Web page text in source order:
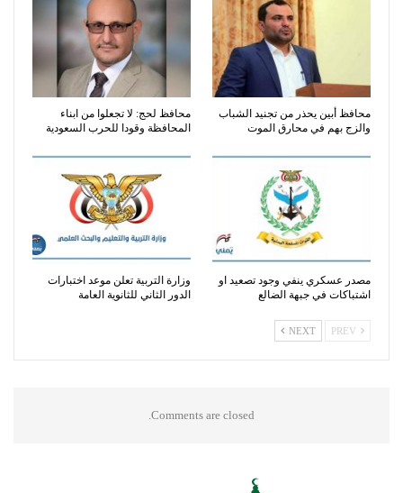
محافظ أبين يحذر من تجنيد الشباب
والزج بهم في محارق الموت
محافظ لحج: لا تجعلوا من ابناء
المحافظة وقودا للحرب السعودية
مصدر عسكري ينفي وجود تصعيد او
اشتباكات في جبهة الضالع
وزارة التربية تعلن موعد اختبارات
الدور الثاني للثانوية العامة
NEXT
Comments are closed.